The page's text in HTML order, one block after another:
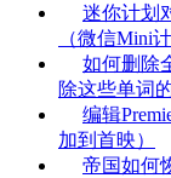
迷你计划
（微信Mini
如何删除
除这些单词
编辑
加到首映）
帝国如何